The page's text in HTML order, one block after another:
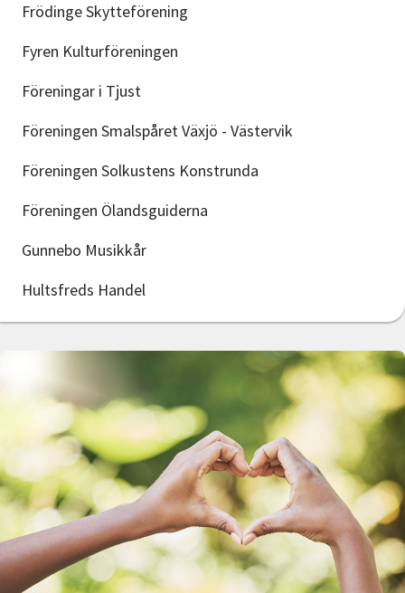
Frödinge Skytteförening
Fyren Kulturföreningen
Föreningar i Tjust
Föreningen Smalspåret Växjö - Västervik
Föreningen Solkustens Konstrunda
Föreningen Ölandsguiderna
Gunnebo Musikkår
Hultsfreds Handel